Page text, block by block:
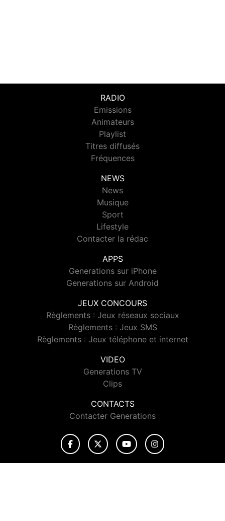
RADIO
Emissions
Animateurs
Playlist
Titres diffusés
Fréquences
NEWS
News
Musique
Sport
Lifestyle
Contacter la rédac
APPS
Generations sur iPhone
Generations sur Android
JEUX CONCOURS
Règlements : Jeux réseaux sociaux
Règlements : Jeux SMS
Règlements : Jeux téléphone et internet
VIDEO
Generations TV
Clips
CONTACTS
Contacter Generations